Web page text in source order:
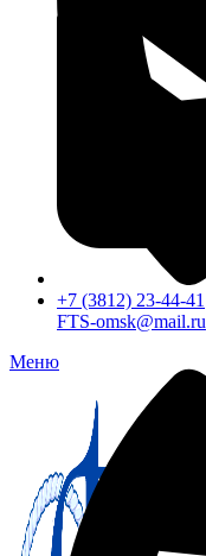
FTS-omsk@mail.ru
Меню
+7 (3812) 23-44-41